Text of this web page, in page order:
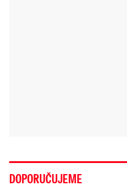
DOPORUČUJEME